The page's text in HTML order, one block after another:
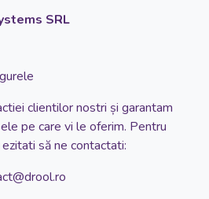
SRL
clientilor nostri și garantam
pe care vi le oferim. Pentru
să ne contactati: